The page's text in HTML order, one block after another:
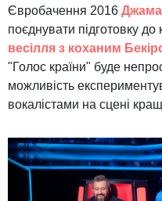
Євробачення 2016
поєднувати підготовку до
весілля з коханим
"Голос країни" буде
можливість
вокалістами на сцені